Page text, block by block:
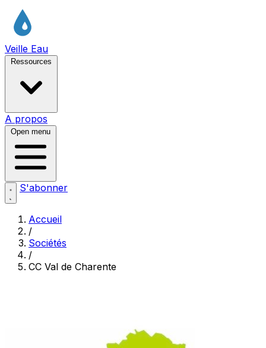
Veille Eau
Ressources
A propos
Open menu
S'abonner
Accueil
/
Sociétés
/
CC Val de Charente